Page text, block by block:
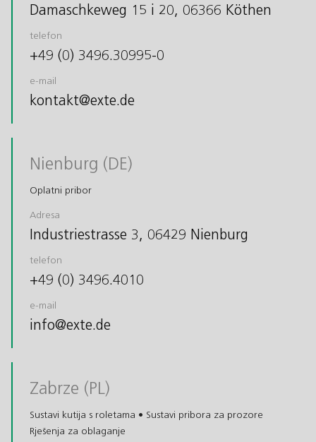
Damaschkeweg 15 i 20, 06366 Köthen
telefon
+49 (0) 3496.30995-0
e-mail
kontakt@exte.de
Nienburg (DE)
Oplatni pribor
Adresa
Industriestrasse 3, 06429 Nienburg
telefon
+49 (0) 3496.4010
e-mail
info@exte.de
Zabrze (PL)
Sustavi kutija s roletama • Sustavi pribora za prozore
Rješenja za oblaganje